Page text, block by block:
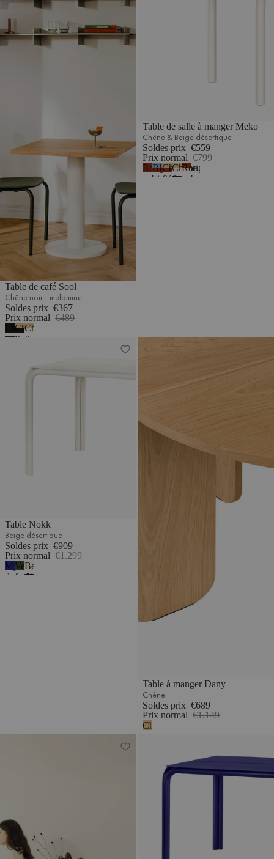
Table de café Sool
Chêne noir - mélamine
Soldes prix €367
Prix normal €489
Chêne
noir
Chêne
&
Chêne
&
Table de salle à manger Meko
Chêne & Beige désertique
Soldes prix €559
Prix normal €799
Rouge
auburn
Bleu
givré
Chêne
&
Chêne
&
Rouge
auburn
1
Table Nokk
Beige désertique
Soldes prix €909
Prix normal €1.299
Myrtille
douce
Vert
forêt
Beige
désertique
Table à manger Dany
Table à manger Dany
Chêne
Soldes prix €689
Prix normal €1.149
Chêne